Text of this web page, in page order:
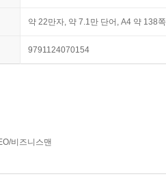
약 22만자, 약 7.1만 단어, A4 약 138쪽
9791124070154
비즈니스맨